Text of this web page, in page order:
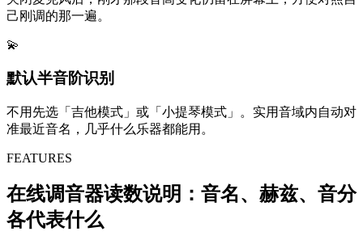
己刚调的那一遍。
💫
默认半音阶识别
不用先选「吉他模式」或「小提琴模式」。实用音域内自动对
准最近音名，几乎什么乐器都能用。
FEATURES
在线调音器读数说明：音名、赫兹、音分
各代表什么